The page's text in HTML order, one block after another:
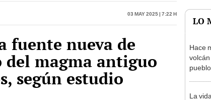
03 May 2025 | 7:22 h
fuente nueva de
magma antiguo
según estudio
LO
Hace
La